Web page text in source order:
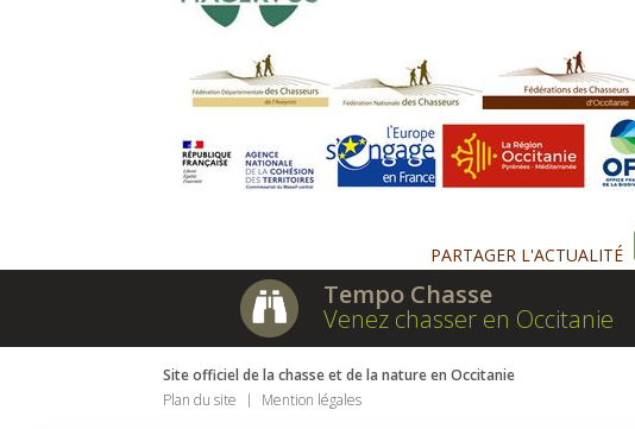
PARTAGER L'ACTUALITÉ
Tempo Chasse
Venez chasser en Occitanie
Site officiel de la chasse et de la nature en Occitanie
Plan du site
Mention légales